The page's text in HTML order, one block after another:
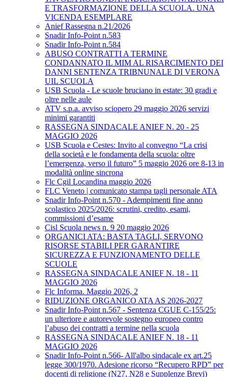
E TRASFORMAZIONE DELLA SCUOLA. UNA
VICENDA ESEMPLARE
Anief Rassegna n.21/2026
Snadir Info-Point n.583
Snadir Info-Point n.584
ABUSO CONTRATTI A TERMINE
CONDANNATO IL MIM AL RISARCIMENTO DEI
DANNI SENTENZA TRIBNUNALE DI VERONA
UIL SCUOLA
USB Scuola - Le scuole bruciano in estate: 30 gradi e
oltre nelle aule
ATV s.p.a. avviso sciopero 29 maggio 2026 servizi
minimi garantiti
RASSEGNA SINDACALE ANIEF N. 20 - 25
MAGGIO 2026
USB Scuola e Cestes: Invito al convegno “La crisi
della società e le fondamenta della scuola: oltre
l’emergenza, verso il futuro” 5 maggio 2026 ore 8-13 in
modalità online sincrona
Flc Cgil Locandina maggio 2026
FLC Veneto | comunicato stampa tagli personale ATA
Snadir Info-Point n.570 - Adempimenti fine anno
scolastico 2025/2026: scrutini, credito, esami,
commissioni d’esame
Cisl Scuola news n. 9 20 maggio 2026
ORGANICI ATA: BASTA TAGLI, SERVONO
RISORSE STABILI PER GARANTIRE
SICUREZZA E FUNZIONAMENTO DELLE
SCUOLE
RASSEGNA SINDACALE ANIEF N. 18 - 11
MAGGIO 2026
Flc Informa. Maggio 2026, 2
RIDUZIONE ORGANICO ATA AS 2026-2027
Snadir Info-Point n.567 - Sentenza CGUE C‑155/25:
un ulteriore e autorevole sostegno europeo contro
l’abuso dei contratti a termine nella scuola
RASSEGNA SINDACALE ANIEF N. 18 - 11
MAGGIO 2026
Snadir Info-Point n.566- All'albo sindacale ex art.25
legge 300/1970. Adesione ricorso “Recupero RPD” per
docenti di religione (N27, N28 e Supplenze Brevi)